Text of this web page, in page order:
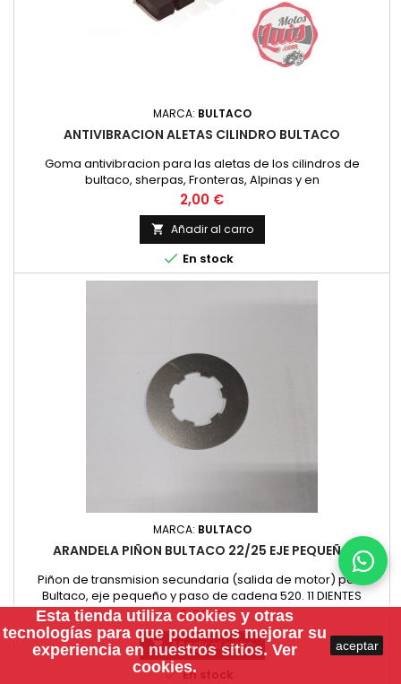
MARCA: BULTACO
ANTIVIBRACION ALETAS CILINDRO BULTACO
Goma antivibracion para las aletas de los cilindros de
bultaco, sherpas, Fronteras, Alpinas y en
Precio
2,00 €
 Añadir al carro
 En stock
MARCA: BULTACO
ARANDELA PIÑON BULTACO 22/25 EJE PEQUEÑO
Piñon de transmision secundaria (salida de motor) para
Bultaco, eje pequeño y paso de cadena 520. 11 DIENTES
Precio
5,00 €
 Añadir al carro
En stock
Esta tienda utiliza cookies y otras
tecnologías para que podamos mejorar su
experiencia en nuestros sitios. Ver
cookies.
aceptar